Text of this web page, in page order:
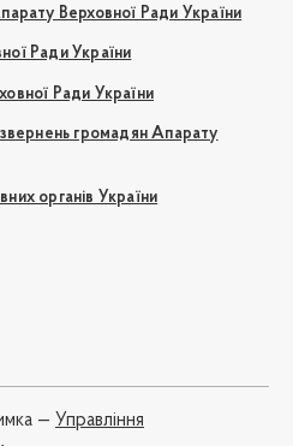
Верховної Ради України
Ради України
Ради України
громадян Апарату
органів України
— Управління